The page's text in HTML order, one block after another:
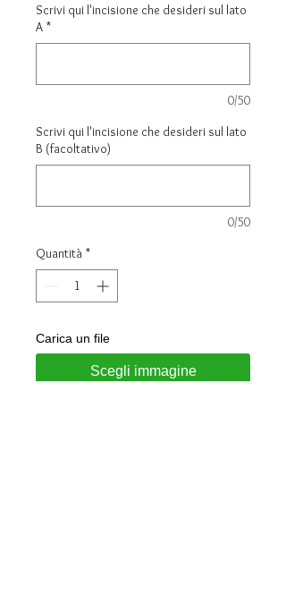
Scrivi qui l'incisione che desideri sul lato
A *
0/50
Scrivi qui l'incisione che desideri sul lato
B (facoltativo)
0/50
Quantità *
Carica un file
Scegli immagine